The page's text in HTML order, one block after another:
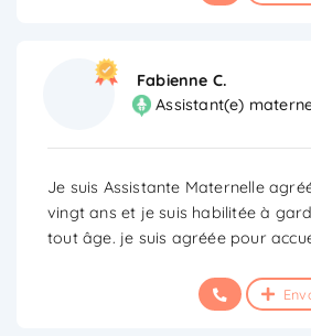
Fabienne C.
Assistant(e)
Je suis Assistante Maternelle
vingt ans et je suis habilitée à
tout âge. je suis agréée pour